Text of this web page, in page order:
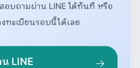
อบถามผ่าน LINE ได้ทันที หรือ
ทะเบียนรอบนี้ได้เลย
LINE